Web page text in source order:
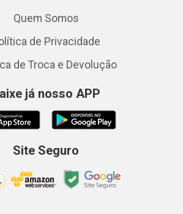
Quem Somos
de Privacidade
de Troca e Devolução
já nosso APP
Site Seguro